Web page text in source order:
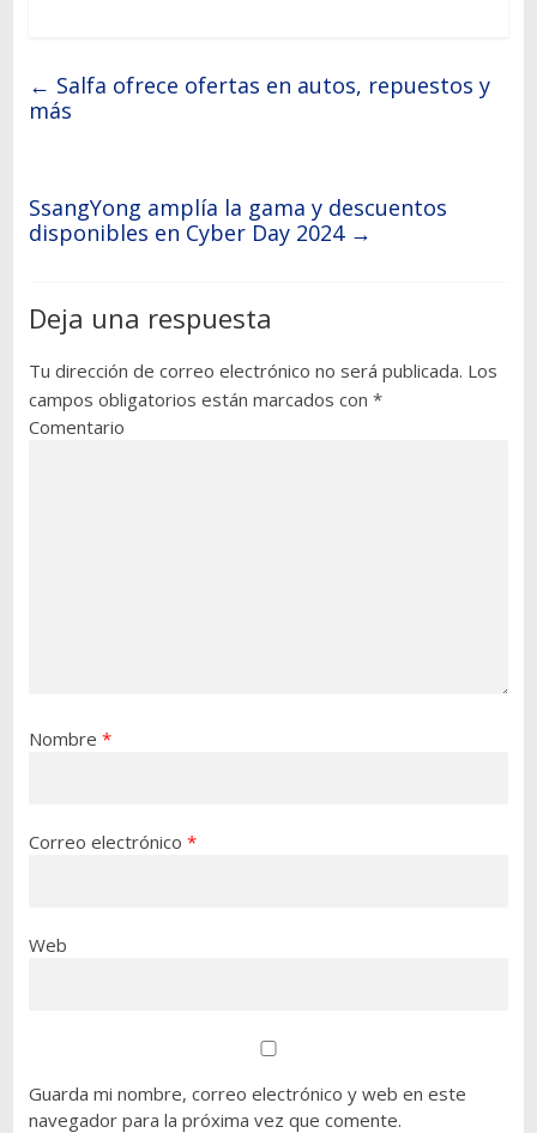
← Salfa ofrece ofertas en autos, repuestos y
más
SsangYong amplía la gama y descuentos
disponibles en Cyber Day 2024 →
Deja una respuesta
Tu dirección de correo electrónico no será publicada. Los
campos obligatorios están marcados con *
Comentario
Nombre *
Correo electrónico *
Web
Guarda mi nombre, correo electrónico y web en este
navegador para la próxima vez que comente.